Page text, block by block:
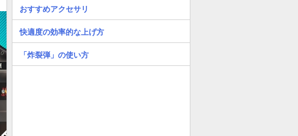
おすすめアクセサリ
快適度の効率的な上げ方
「炸裂弾」の使い方